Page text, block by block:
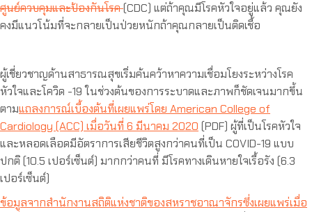
ศูนย์ควบคุมและป้องกันโรค(CDC) แต่ถ้าคุณมีโรคหัวใจอยู่แล้ว คุณยัง
คงมีแนวโน้มที่จะกลายเป็นป่วยหนักถ้าคุณกลายเป็นติดเชื้อ
ผู้เชี่ยวชาญด้านสาธารณสุขเริ่มค้นคว้าหาความเชื่อมโยงระหว่างโรค
หัวใจและโควิด -19 ในช่วงต้นของการระบาดและภาพก็ชัดเจนมากขึ้น
ตามแถลงการณ์เบื้องต้นที่เผยแพร่โดย American College of
Cardiology (ACC) เมื่อวันที่ 6 มีนาคม 2020 (PDF) ผู้ที่เป็นโรคหัวใจ
และหลอดเลือดมีอัตราการเสียชีวิตสูงกว่าคนที่เป็น COVID-19 แบบ
ปกติ (10.5 เปอร์เซ็นต์) มากกว่าคนที่ มีโรคทางเดินหายใจเรื้อรัง (6.3
เปอร์เซ็นต์)
ข้อมูลจากสำนักงานสถิติแห่งชาติของสหราชอาณาจักรซึ่งเผยแพร่เมื่อ